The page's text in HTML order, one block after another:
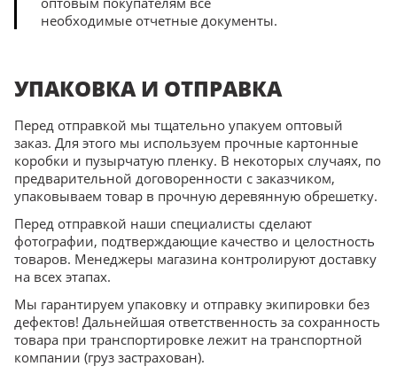
необходимые отчетные документы.
УПАКОВКА И ОТПРАВКА
Перед отправкой мы тщательно упакуем оптовый
заказ. Для этого мы используем прочные картонные
коробки и пузырчатую пленку. В некоторых случаях, по
предварительной договоренности с заказчиком,
упаковываем товар в прочную деревянную обрешетку.
Перед отправкой наши специалисты сделают
фотографии, подтверждающие качество и целостность
товаров. Менеджеры магазина контролируют доставку
на всех этапах.
Мы гарантируем упаковку и отправку экипировки без
дефектов! Дальнейшая ответственность за сохранность
товара при транспортировке лежит на транспортной
компании (груз застрахован).